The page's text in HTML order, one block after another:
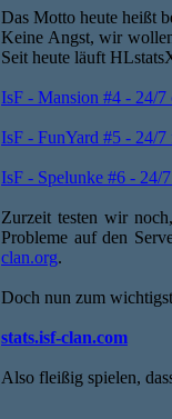
Das Motto heute heißt
Keine Angst, wir
Seit heute läuft
IsF - Mansion #4 - 24/
IsF - FunYard #5 - 24/
IsF - Spelunke #6 - 24/
Zurzeit testen wir
Probleme auf den
clan.org.
Doch nun zum
stats.isf-clan.com
Also fleißig spielen,